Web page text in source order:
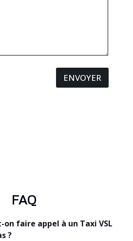
ENVOYER
FAQ
on faire appel à un Taxi VSL
?